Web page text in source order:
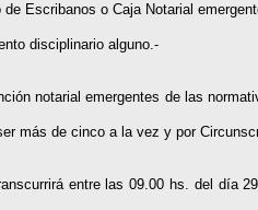
Escribanos o Caja Notarial
disciplinario alguno.-
notarial emergentes de las
más de cinco a la vez y por
entre las 09.00 hs. del día